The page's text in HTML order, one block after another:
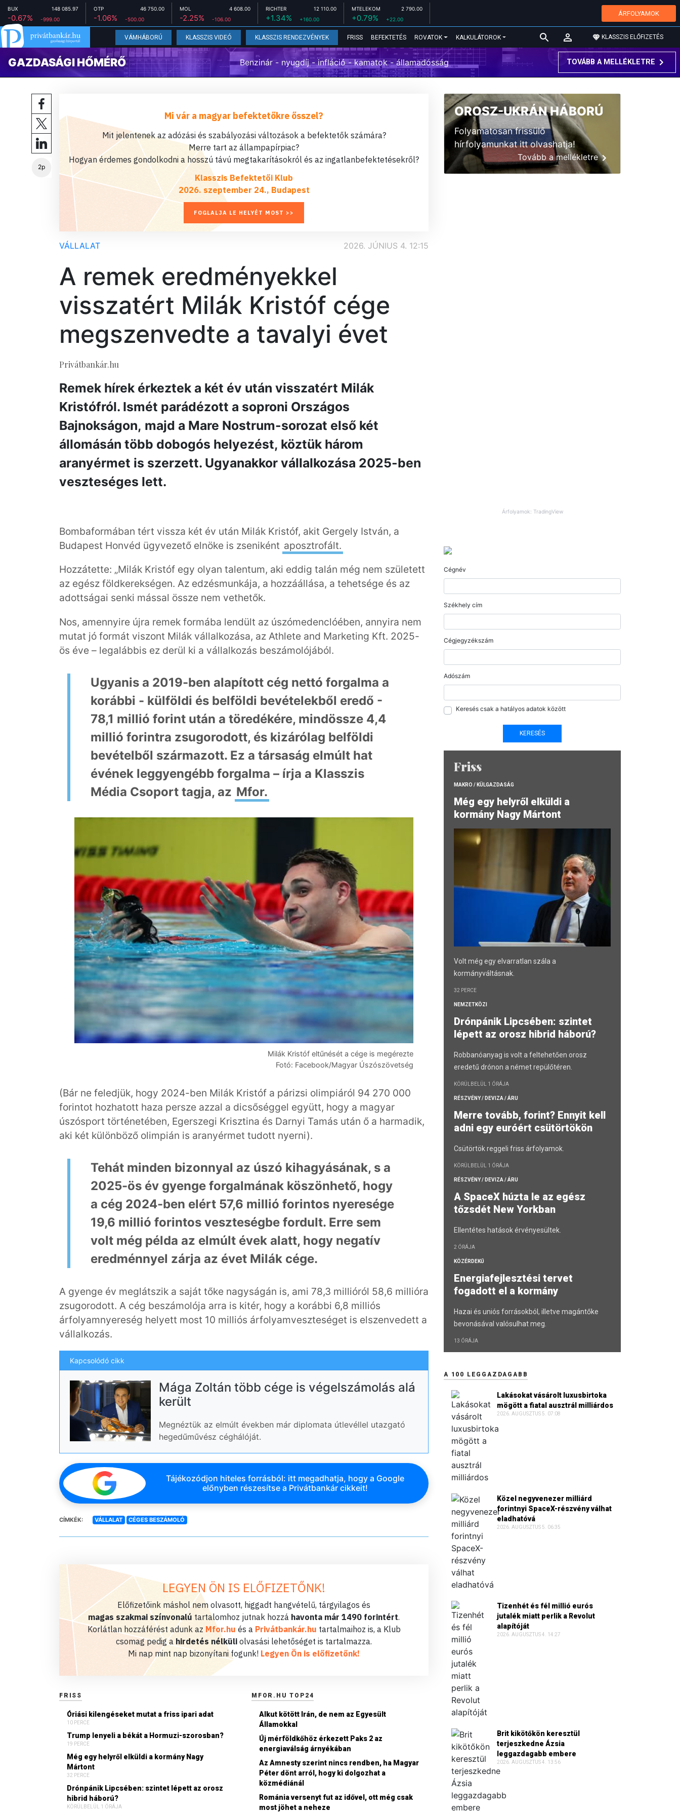
BUX 148 085.97
-0.67% -999.00
OTP 46 750.00
-1.06% -500.00
MOL 4 608.00
-2.25% -106.00
RICHTER 12 110.00
+1.34% +160.00
MTELEKOM 2 790.00
+0.79% +22.00
ÁRFOLYAMOK
VÁMHÁBORÚ KLASSZIS VIDEÓ KLASSZIS RENDEZVÉNYEK FRISS BEFEKTETÉS ROVATOK KALKULÁTOROK KLASSZIS ELŐFIZETÉS
GAZDASÁGI HŐMÉRŐ Benzinár - nyugdíj - infláció - kamatok - államadósság TOVÁBB A MELLÉKLETRE
2p
Mi vár a magyar befektetőkre ősszel?
Mit jelentenek az adózási és szabályozási változások a befektetők számára?
Merre tart az állampapírpiac?
Hogyan érdemes gondolkodni a hosszú távú megtakarításokról és az ingatlanbefektetésekről?
Klasszis Befektetői Klub
2026. szeptember 24., Budapest
FOGLALJA LE HELYÉT MOST >>
VÁLLALAT 2026. JÚNIUS 4. 12:15
A remek eredményekkel
visszatért Milák Kristóf cége
megszenvedte a tavalyi évet
Privátbankár.hu
Remek hírek érkeztek a két év után visszatért Milák
Kristófról. Ismét parádézott a soproni Országos
Bajnokságon, majd a Mare Nostrum-sorozat első két
állomásán több dobogós helyezést, köztük három
aranyérmet is szerzett. Ugyanakkor vállalkozása 2025-ben
veszteséges lett.
Bombaformában tért vissza két év után Milák Kristóf, akit Gergely István, a
Budapest Honvéd ügyvezető elnöke is zseniként aposztrofált.
Hozzátette: „Milák Kristóf egy olyan talentum, aki eddig talán még nem született
az egész földkerekségen. Az edzésmunkája, a hozzáállása, a tehetsége és az
adottságai senki mással össze nem vethetők.
Nos, amennyire újra remek formába lendült az úszómedenclóében, annyira nem
mutat jó formát viszont Milák vállalkozása, az Athlete and Marketing Kft. 2025-
ös éve – legalábbis ez derül ki a vállalkozás beszámolójából.
Ugyanis a 2019-ben alapított cég nettó forgalma a
korábbi - külföldi és belföldi bevételekből eredő -
78,1 millió forint után a töredékére, mindössze 4,4
millió forintra zsugorodott, és kizárólag belföldi
bevételből származott. Ez a társaság elmúlt hat
évének leggyengébb forgalma – írja a Klasszis
Média Csoport tagja, az Mfor.
Milák Kristóf eltűnését a cége is megérezte
Fotó: Facebook/Magyar Úszószövetség
(Bár ne feledjük, hogy 2024-ben Milák Kristóf a párizsi olimpiáról 94 270 000
forintot hozhatott haza persze azzal a dicsőséggel együtt, hogy a magyar
úszósport történetében, Egerszegi Krisztina és Darnyi Tamás után ő a harmadik,
aki két különböző olimpián is aranyérmet tudott nyerni).
Tehát minden bizonnyal az úszó kihagyásának, s a
2025-ös év gyenge forgalmának köszönhető, hogy
a cég 2024-ben elért 57,6 millió forintos nyeresége
19,6 millió forintos veszteségbe fordult. Erre sem
volt még példa az elmúlt évek alatt, hogy negatív
eredménnyel zárja az évet Milák cége.
A gyenge év meglátszik a saját tőke nagyságán is, ami 78,3 millióról 58,6 millióra
zsugorodott. A cég beszámolója arra is kitér, hogy a korábbi 6,8 milliós
árfolyamnyereség helyett most 10 milliós árfolyamveszteséget is elszenvedett a
vállalkozás.
Kapcsolódó cikk
Mága Zoltán több cége is végelszámolás alá
került
Megnéztük az elmúlt években már diplomata útlevéllel utazgató
hegedűművész céghálóját.
Tájékozódjon hiteles forrásból: itt megadhatja, hogy a Google
előnyben részesítse a Privátbankár cikkeit!
CÍMKÉK: VÁLLALAT CÉGES BESZÁMOLÓ
LEGYEN ÖN IS ELŐFIZETŐNK!
Előfizetőink máshol nem olvasott, higgadt hangvételű, tárgyilagos és
magas szakmai színvonalú tartalomhoz jutnak hozzá havonta már 1490 forintért.
Korlátlan hozzáférést adunk az Mfor.hu és a Privátbankár.hu tartalmaihoz is, a Klub
csomag pedig a hirdetés nélküli olvasási lehetőséget is tartalmazza.
Mi nap mint nap bizonyítani fogunk! Legyen Ön is előfizetőnk!
FRISS
Óriási kilengéseket mutat a friss ipari adat
10 PERCE
Trump lenyeli a békát a Hormuzi-szorosban?
19 PERCE
Még egy helyről elküldi a kormány Nagy
Mártont
32 PERCE
Drónpánik Lipcsében: szintet lépett az orosz
hibrid háború?
KÖRÜLBELÜL 1 ÓRÁJA
MFOR.HU TOP24
Alkut kötött Irán, de nem az Egyesült
Államokkal
Új mérföldkőhöz érkezett Paks 2 az
energiaválság árnyékában
Az Amnesty szerint nincs rendben, ha Magyar
Péter dönt arról, hogy ki dolgozhat a
közmédiánál
Románia versenyt fut az idővel, ott még csak
most jöhet a neheze
OROSZ-UKRÁN HÁBORÚ
Folyamatosan frissülő
hírfolyamunkat itt olvashatja!
Tovább a mellékletre
Árfolyamok: TradingView
Cégnév
Székhely cím
Cégjegyzékszám
Adószám
Keresés csak a hatályos adatok között
Friss
MAKRO / KÜLGAZDASÁG
Még egy helyről elküldi a
kormány Nagy Mártont
Volt még egy elvarratlan szála a
kormányváltásnak.
32 PERCE
NEMZETKÖZI
Drónpánik Lipcsében: szintet
lépett az orosz hibrid háború?
Robbanóanyag is volt a feltehetően orosz
eredetű drónon a német repülőtéren.
KÖRÜLBELÜL 1 ÓRÁJA
RÉSZVÉNY / DEVIZA / ÁRU
Merre tovább, forint? Ennyit kell
adni egy euróért csütörtökön
Csütörtök reggeli friss árfolyamok.
KÖRÜLBELÜL 1 ÓRÁJA
RÉSZVÉNY / DEVIZA / ÁRU
A SpaceX húzta le az egész
tőzsdét New Yorkban
Ellentétes hatások érvényesültek.
2 ÓRÁJA
KÖZÉRDEKŰ
Energiafejlesztési tervet
fogadott el a kormány
Hazai és uniós forrásokból, illetve magántőke
bevonásával valósulhat meg.
13 ÓRÁJA
A 100 LEGGAZDAGABB
Lakásokat vásárolt luxusbirtoka
mögött a fiatal ausztrál milliárdos
2026. AUGUSZTUS 5. 07:08
Közel negyvenezer milliárd
forintnyi SpaceX-részvény válhat
eladhatóvá
2026. AUGUSZTUS 5. 06:35
Tizenhét és fél millió eurós
jutalék miatt perlik a Revolut
alapítóját
2026. AUGUSZTUS 4. 14:27
Brit kikötőkön keresztül
terjeszkedne Ázsia
leggazdagabb embere
2026. AUGUSZTUS 4. 13:56